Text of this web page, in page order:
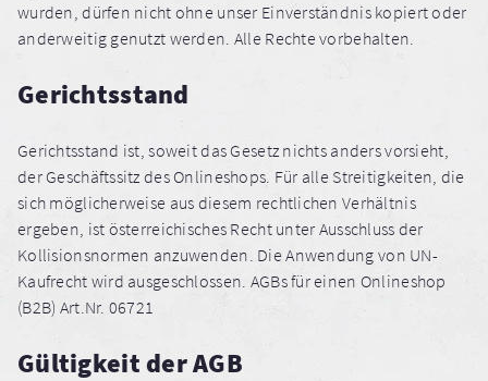
wurden, dürfen nicht ohne unser Einverständnis kopiert oder
anderweitig genutzt werden. Alle Rechte vorbehalten.
Gerichtsstand
Gerichtsstand ist, soweit das Gesetz nichts anders vorsieht,
der Geschäftssitz des Onlineshops. Für alle Streitigkeiten, die
sich möglicherweise aus diesem rechtlichen Verhältnis
ergeben, ist österreichisches Recht unter Ausschluss der
Kollisionsnormen anzuwenden. Die Anwendung von UN-
Kaufrecht wird ausgeschlossen. AGBs für einen Onlineshop
(B2B) Art.Nr. 06721
Gültigkeit der AGB